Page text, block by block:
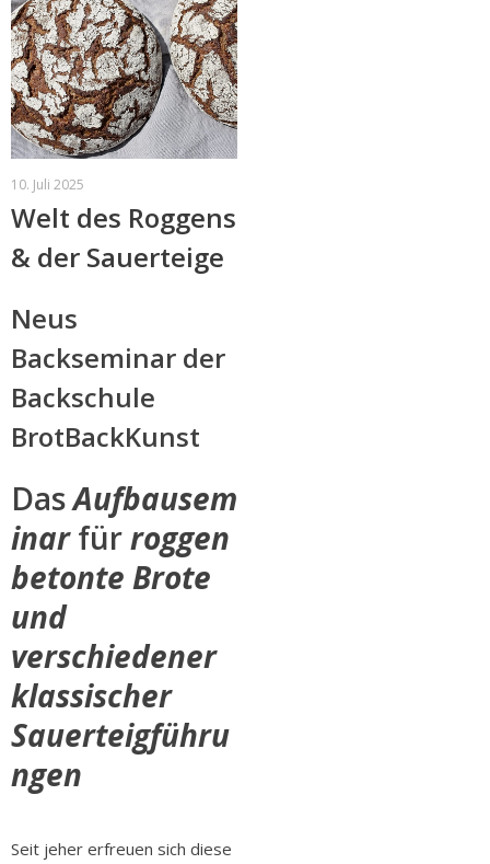
10. Juli 2025
Welt des Roggens
& der Sauerteige
Neus
Backseminar der
Backschule
BrotBackKunst
DasAufbausem
inarfürroggen
betonte Brote
und
verschiedener
klassischer
Sauerteigführu
ngen
Seit jeher erfreuen sich diese